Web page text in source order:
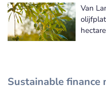
Van
hectare
Sustainable finance